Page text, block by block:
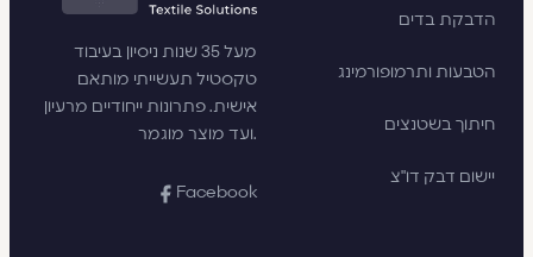
מעל 35 שנות ניסיון בעיבוד
טקסטיל תעשייתי מותאם
אישית. פתרונות ייחודיים מרעיון
ועד מוצר מוגמר.
Facebook
הדבקת בדים
הטבעות ותרמופורמינג
חיתוך בשטנצים
יישום דבק דו"צ